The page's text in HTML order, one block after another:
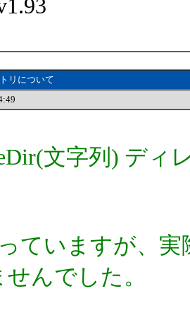
リについて
文字列) ディ
ていますが、
んでした。